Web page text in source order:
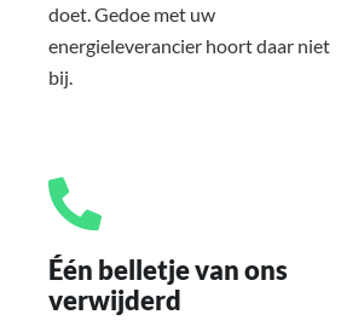
doet. Gedoe met uw
energieleverancier hoort daar niet
bij.
Één belletje van ons
verwijderd